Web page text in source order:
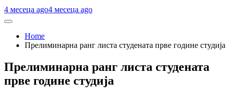
4 месеца ago4 месеца ago
Home
Прелиминарна ранг листа студената прве године студија
Прелиминарна ранг листа студената
прве године студија